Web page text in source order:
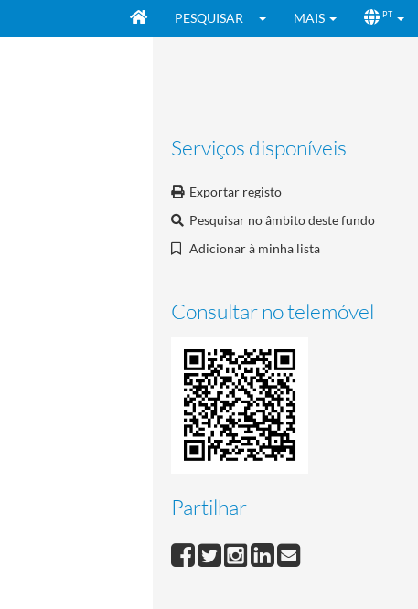
PESQUISAR MAIS PT
Serviços disponíveis
Exportar registo
Pesquisar no âmbito deste fundo
Adicionar à minha lista
Consultar no telemóvel
Partilhar